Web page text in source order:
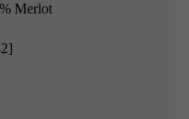
Merlot